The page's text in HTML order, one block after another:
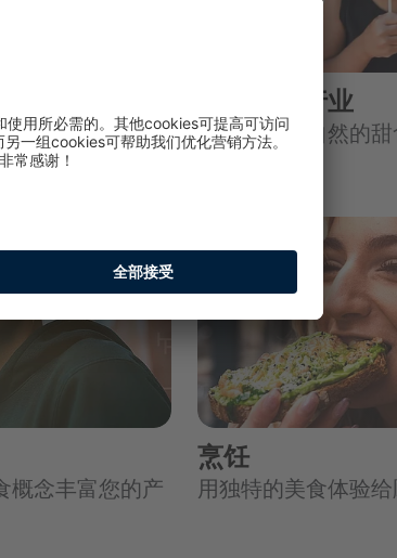
味的清新理念。
糖果蜜饯行业
感受创新、自然的甜
概念丰富您的产
烹饪
用独特的美食体验